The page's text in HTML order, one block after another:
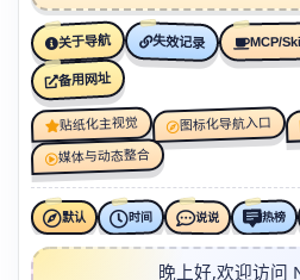
关于导航 失效记录 MCP/
备用网址
贴纸化主视觉 图标化导航入口
媒体与动态整合
默认 时间 说说 热榜
晚上好,欢迎访问